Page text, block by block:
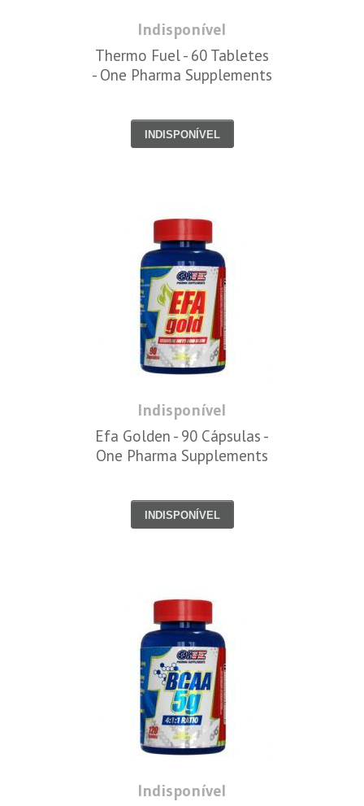
Indisponível
Thermo Fuel - 60 Tabletes
- One Pharma Supplements
INDISPONÍVEL
Indisponível
Efa Golden - 90 Cápsulas -
One Pharma Supplements
INDISPONÍVEL
Indisponível